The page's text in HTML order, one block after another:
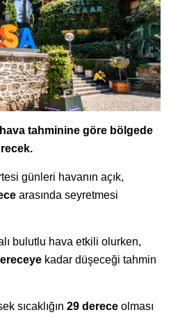
tahminine göre bölgede
günleri havanın açık,
arasında seyretmesi
bulutlu hava etkili olurken,
kadar düşeceği tahmin
sıcaklığın 29 derece olması